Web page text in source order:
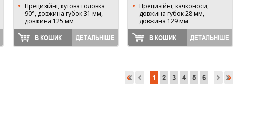
Прецизійні, кутова головка
90°, довжина губок 31 мм,
довжина 125 мм
В КОШИК ДЕТАЛЬНІШЕ
Прецизійні, качконоси,
довжина губок 28 мм,
довжина 129 мм
В КОШИК ДЕТАЛЬНІШЕ
1 2 3 4 5 6